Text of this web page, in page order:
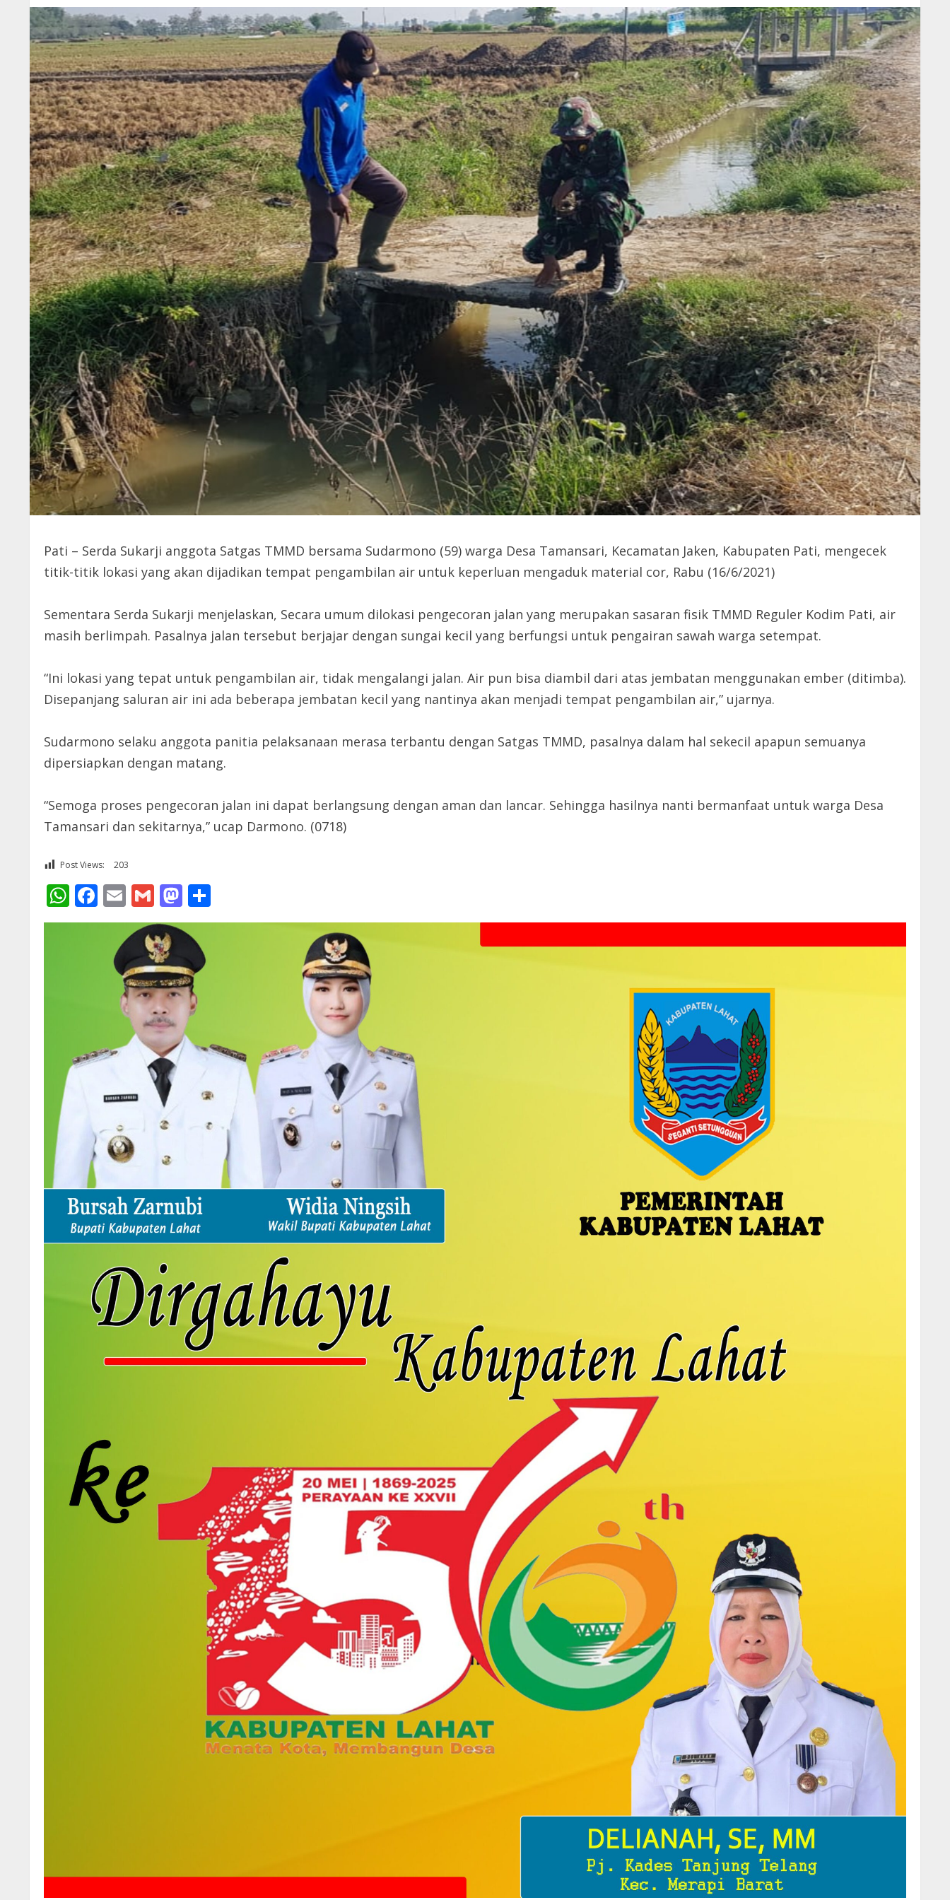
Pati – Serda Sukarji anggota Satgas TMMD bersama Sudarmono (59) warga Desa Tamansari, Kecamatan Jaken, Kabupaten Pati, mengecek
titik-titik lokasi yang akan dijadikan tempat pengambilan air untuk keperluan mengaduk material cor, Rabu (16/6/2021)
Sementara Serda Sukarji menjelaskan, Secara umum dilokasi pengecoran jalan yang merupakan sasaran fisik TMMD Reguler Kodim Pati, air
masih berlimpah. Pasalnya jalan tersebut berjajar dengan sungai kecil yang berfungsi untuk pengairan sawah warga setempat.
“Ini lokasi yang tepat untuk pengambilan air, tidak mengalangi jalan. Air pun bisa diambil dari atas jembatan menggunakan ember (ditimba).
Disepanjang saluran air ini ada beberapa jembatan kecil yang nantinya akan menjadi tempat pengambilan air,” ujarnya.
Sudarmono selaku anggota panitia pelaksanaan merasa terbantu dengan Satgas TMMD, pasalnya dalam hal sekecil apapun semuanya
dipersiapkan dengan matang.
“Semoga proses pengecoran jalan ini dapat berlangsung dengan aman dan lancar. Sehingga hasilnya nanti bermanfaat untuk warga Desa
Tamansari dan sekitarnya,” ucap Darmono. (0718)
Post Views: 203
WhatsApp
Facebook
EmailGmailMastodon